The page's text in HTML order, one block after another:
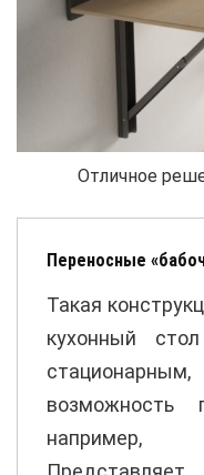
Отличное
Переносные
Такая
кухонный